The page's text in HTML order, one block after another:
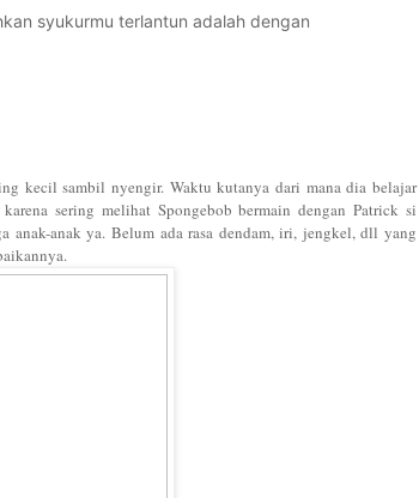
syukurmu terlantun adalah dengan
kecil sambil nyengir. Waktu kutanya dari mana dia belajar
sering melihat Spongebob bermain dengan Patrick si
anak-anak ya. Belum ada rasa dendam, iri, jengkel, dll yang